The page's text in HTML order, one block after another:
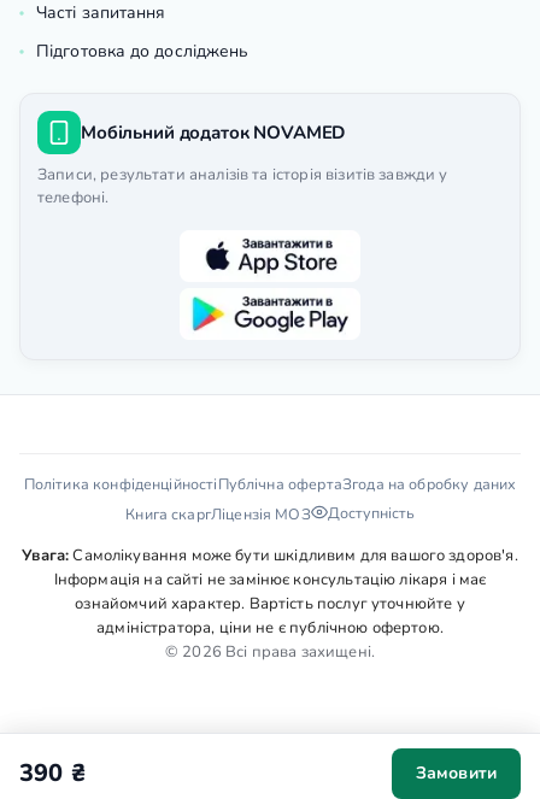
390 ₴ Замовити
Часті запитання
Підготовка до досліджень
Мобільний додаток NOVAMED
Записи, результати аналізів та історія візитів завжди у
телефоні.
Політика конфіденційностіПублічна офертаЗгода на обробку даних
Книга скаргЛіцензія МОЗ Доступність
Увага:Самолікування може бути шкідливим для вашого здоров'я.
Інформація на сайті не замінює консультацію лікаря і має
ознайомчий характер. Вартість послуг уточнюйте у
адміністратора, ціни не є публічною офертою.
© 2026 Всі права захищені.
Ми використовуємо cookies для аналітики та персоналізації. Ваша